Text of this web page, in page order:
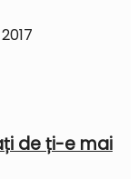
de ți-e mai